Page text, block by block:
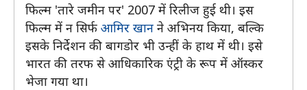
फिल्म 'तारे जमीन पर' 2007 में रिलीज हुई थी। इस
फिल्म में न सिर्फ आमिर खान ने अभिनय किया, बल्कि
इसके निर्देशन की बागडोर भी उन्हीं के हाथ में थी। इसे
भारत की तरफ से आधिकारिक एंट्री के रूप में ऑस्कर
भेजा गया था।